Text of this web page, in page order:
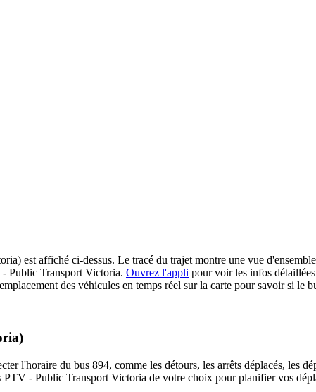
est affiché ci-dessus. Le tracé du trajet montre une vue
Public Transport Victoria. Ouvrez l'appli pour voir les infos
des véhicules en temps réel sur la carte pour savoir si le
l'horaire du bus 894, comme les détours, les arrêts déplacés, les
- Public Transport Victoria de votre choix pour planifier vos